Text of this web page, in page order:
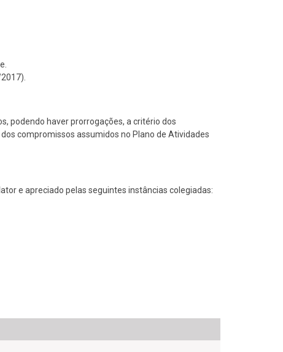
podendo haver prorrogações, a critério dos
compromissos assumidos no Plano de Atividades
e apreciado pelas seguintes instâncias colegiadas: